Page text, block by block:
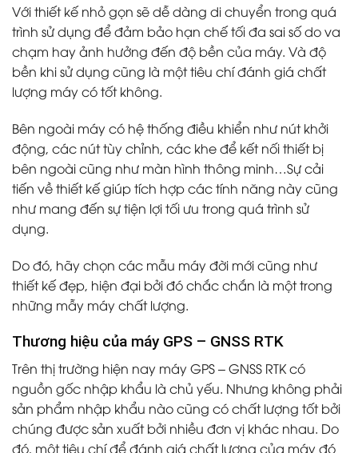
Với thiết kế nhỏ gọn sẽ dễ dàng di chuyển trong quá
trình sử dụng để đảm bảo hạn chế tối đa sai số do va
chạm hay ảnh hưởng đến độ bền của máy. Và độ
bền khi sử dụng cũng là một tiêu chí đánh giá chất
lượng máy có tốt không.
Bên ngoài máy có hệ thống điều khiển như nút khởi
động, các nút tùy chỉnh, các khe để kết nối thiết bị
bên ngoài cũng như màn hình thông minh…Sự cải
tiến về thiết kế giúp tích hợp các tính năng này cũng
như mang đến sự tiện lợi tối ưu trong quá trình sử
dụng.
Do đó, hãy chọn các mẫu máy đời mới cũng như
thiết kế đẹp, hiện đại bởi đó chắc chắn là một trong
những mẫy máy chất lượng.
Thương hiệu của máy GPS – GNSS RTK
Trên thị trường hiện nay máy GPS – GNSS RTK có
nguồn gốc nhập khẩu là chủ yếu. Nhưng không phải
sản phẩm nhập khẩu nào cũng có chất lượng tốt bởi
chúng được sản xuất bởi nhiều đơn vị khác nhau. Do
đó, một tiêu chí để đánh giá chất lượng của máy đó